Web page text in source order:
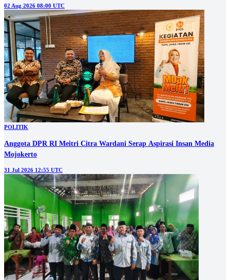
02 Aug 2026 08:00 UTC
POLITIK
Anggota DPR RI Meitri Citra Wardani Serap Aspirasi Insan Media
Mojokerto
31 Jul 2026 12:55 UTC